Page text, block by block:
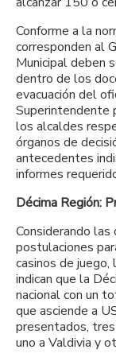
Conforme a la
corresponden al
Municipal deben
dentro de los
evacuación del
Superintendente
los alcaldes
órganos de
antecedentes
informes
Décima Región:
Considerando las
postulaciones
casinos de
indican que la
nacional con un
que asciende a
presentados,
uno a Valdivia y